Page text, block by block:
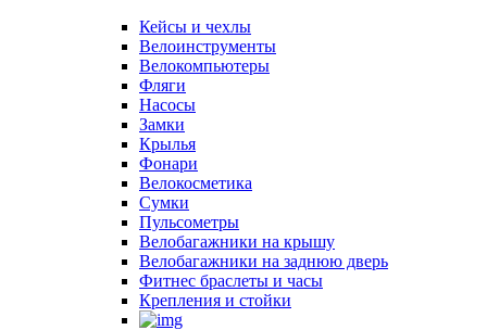
Кейсы и чехлы
Велоинструменты
Велокомпьютеры
Фляги
Насосы
Замки
Крылья
Фонари
Велокосметика
Сумки
Пульсометры
Велобагажники на крышу
Велобагажники на заднюю дверь
Фитнес браслеты и часы
Крепления и стойки